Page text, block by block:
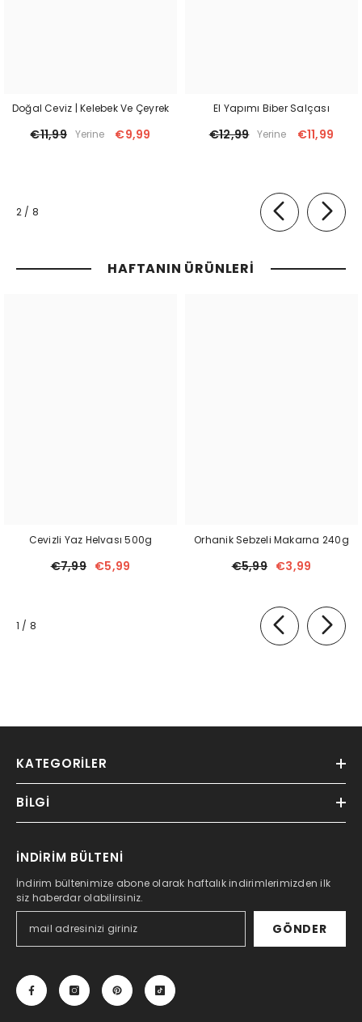
Doğal Ceviz | Kelebek Ve Çeyrek
€11,99 Yerine €9,99
El Yapımı Biber Salçası
€12,99 Yerine €11,99
2 / of
8
HAFTANIN ÜRÜNLERI
Cevizli Yaz Helvası 500g
€7,99 €5,99
Orhanik Sebzeli Makarna 240g
€5,99 €3,99
1 / of
8
KATEGORILER
BILGI
İNDİRİM BÜLTENİ
İndirim bültenimize abone olarak haftalık indirimlerimizden ilk
siz haberdar olabilirsiniz.
GÖNDER